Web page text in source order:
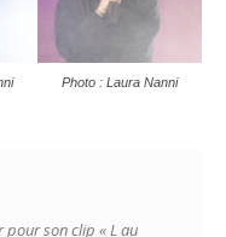
Photo : Laura Nanni
pour son clip « L au